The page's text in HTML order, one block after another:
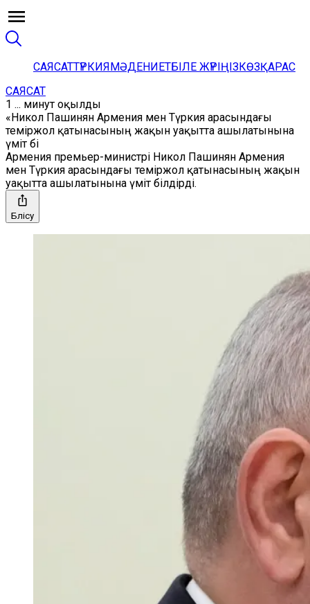
САЯСАТТҮРКИЯМӘДЕНИЕТБІЛЕ ЖҮРІҢІЗКӨЗҚАРАС
САЯСАТ
1 ... минут оқылды
«Никол Пашинян Армения мен Түркия арасындағы
теміржол қатынасының жақын уақытта ашылатынына
үміт бі
Армения премьер-министрі Никол Пашинян Армения
мен Түркия арасындағы теміржол қатынасының жақын
уақытта ашылатынына үміт білдірді.
Бөлісу